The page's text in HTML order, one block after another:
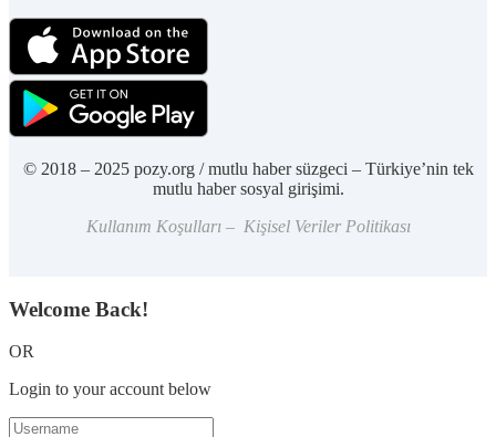
© 2018 – 2025 pozy.org / mutlu haber süzgeci – Türkiye’nin tek
mutlu haber sosyal girişimi.
Kullanım Koşulları – Kişisel Veriler Politikası
Welcome Back!
OR
Login to your account below